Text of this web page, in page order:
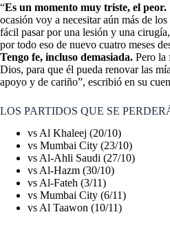
“Es un momento muy triste, el peor.
ocasión voy a necesitar aún más de
fácil pasar por una lesión y una
por todo eso de nuevo cuatro meses
Tengo fe, incluso demasiada. Pero la
Dios, para que él pueda renovar las
apoyo y de cariño”, escribió en su
LOS PARTIDOS QUE SE
vs Al Khaleej (20/10)
vs Mumbai City (23/10)
vs Al-Ahli Saudi (27/10)
vs Al-Hazm (30/10)
vs Al-Fateh (3/11)
vs Mumbai City (6/11)
vs Al Taawon (10/11)